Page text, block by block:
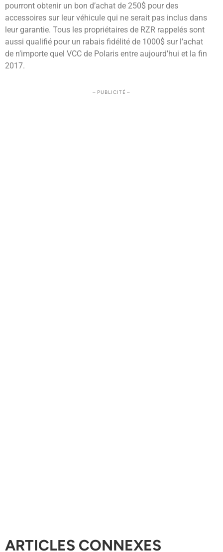
pourront obtenir un bon d’achat de 250$ pour des
accessoires sur leur véhicule qui ne serait pas inclus dans
leur garantie. Tous les propriétaires de RZR rappelés sont
aussi qualifié pour un rabais fidélité de 1000$ sur l’achat
de n’importe quel VCC de Polaris entre aujourd’hui et la fin
2017.
– PUBLICITÉ –
ARTICLES CONNEXES